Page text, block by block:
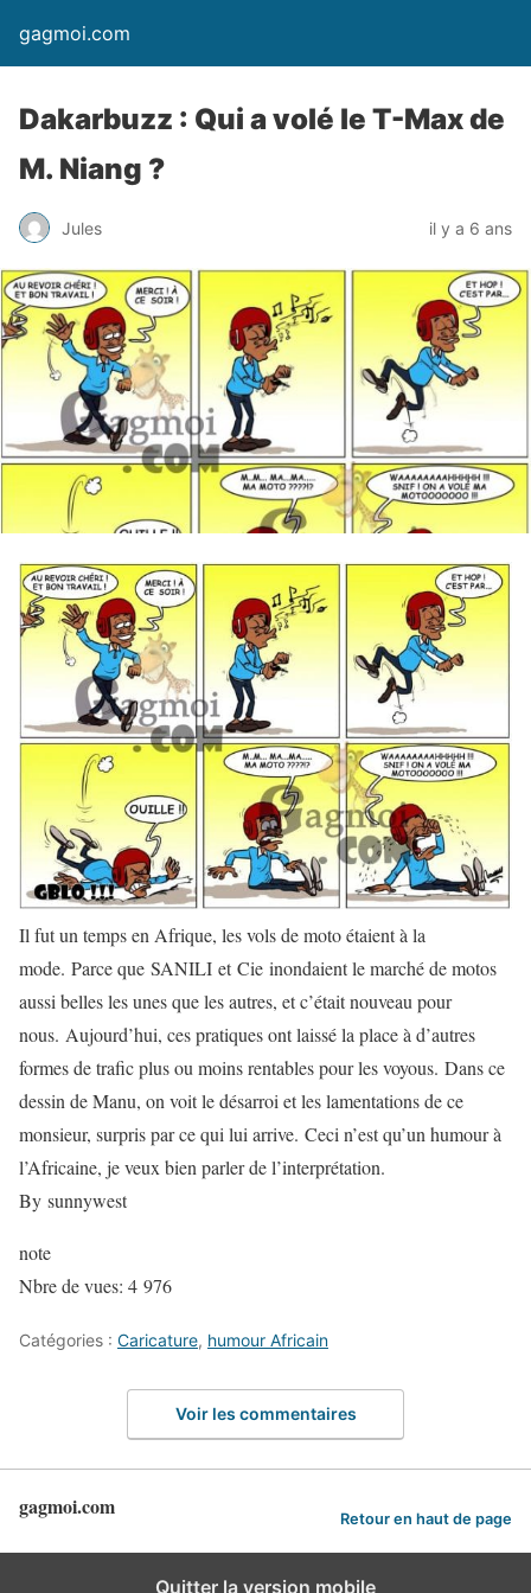
gagmoi.com
Dakarbuzz : Qui a volé le T-Max de
M. Niang ?
Jules il y a 6 ans
Il fut un temps en Afrique, les vols de moto étaient à la
mode. Parce que SANILI etCie inondaient le marché de motos
aussi belles les unes que les autres, et c’était nouveau pour
nous. Aujourd’hui, ces pratiques ont laissé la place à d’autres
formes de trafic plus ou moins rentables pour les voyous. Dans ce
dessin de Manu, on voit le désarroi et les lamentations de ce
monsieur, surpris par ce qui lui arrive. Ceci n’est qu’un humour à
l’Africaine, je veux bien parler de l’interprétation.
By sunnywest
note
Nbre de vues: 4 976
Catégories : Caricature, humour Africain
Voir les commentaires
gagmoi.com Retour en haut de page
Quitter la version mobile